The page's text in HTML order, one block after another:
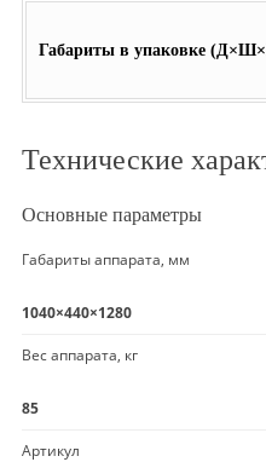
Габариты в упаковке
Технические
Основные параметры
Габариты аппарата, мм
1040×440×1280
Вес аппарата, кг
85
Артикул